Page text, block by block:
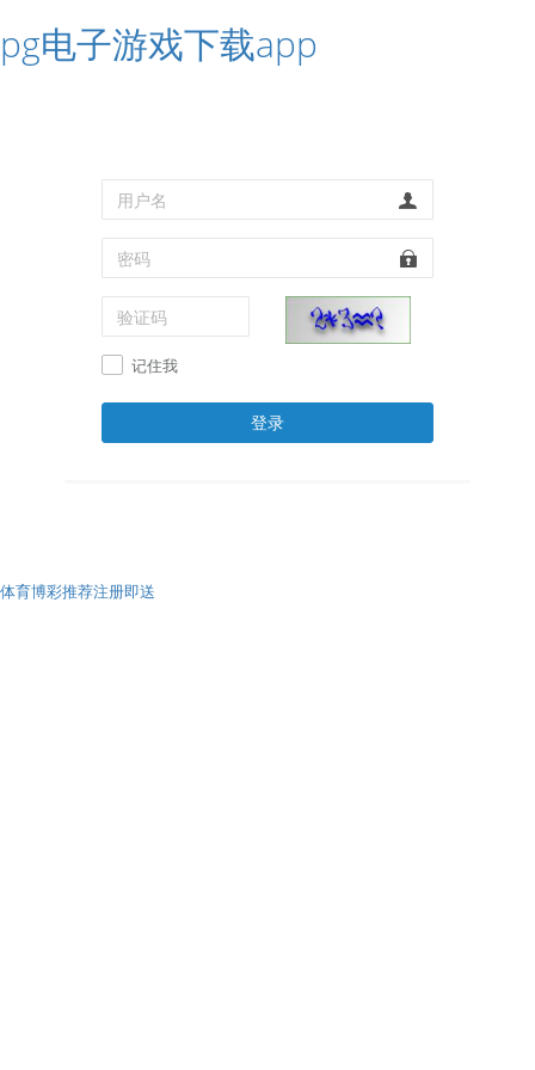
pg电子游戏下载app
记住我
登录
体育博彩推荐注册即送